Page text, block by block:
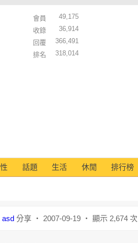
會員
49,175
收錄
36,914
回覆
366,491
排名
318,014
話題 生活 休閒 排行榜
asd 分享 ‧ 2007-09-19 ‧ 顯示 2,674